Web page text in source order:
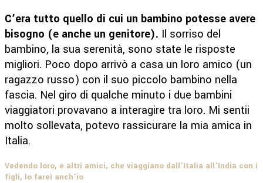
C’era tutto quello di cui un bambino potesse avere
bisogno (e anche un genitore). Il sorriso del
bambino, la sua serenità, sono state le risposte
migliori. Poco dopo arrivò a casa un loro amico (un
ragazzo russo) con il suo piccolo bambino nella
fascia. Nel giro di qualche minuto i due bambini
viaggiatori provavano a interagire tra loro. Mi sentii
molto sollevata, potevo rassicurare la mia amica in
Italia.
Vedendo loro, e altri amici, che viaggiano dall’Italia all’India con i
figli, lo farei anch’io